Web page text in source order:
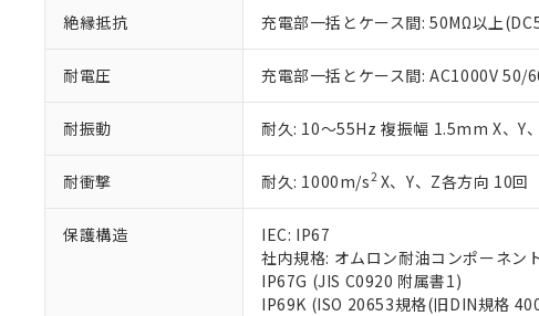
絶縁抵抗 充電部一括とケース間: 50MΩ以上
耐電圧 充電部一括とケース間: AC1000V 50/
耐振動 耐久: 10～55Hz 複振幅 1.5mm X、Y
耐衝撃 耐久: 1000m/s2X、Y、Z各方向 10回
保護構造
IEC: IP67
社内規格: オムロン耐油コンポーネン
IP67G (JIS C0920 附属書1)
IP69K (ISO 20653規格(旧DIN規格
混在することから備考
既に当社にて対応品へ
り割愛しております。